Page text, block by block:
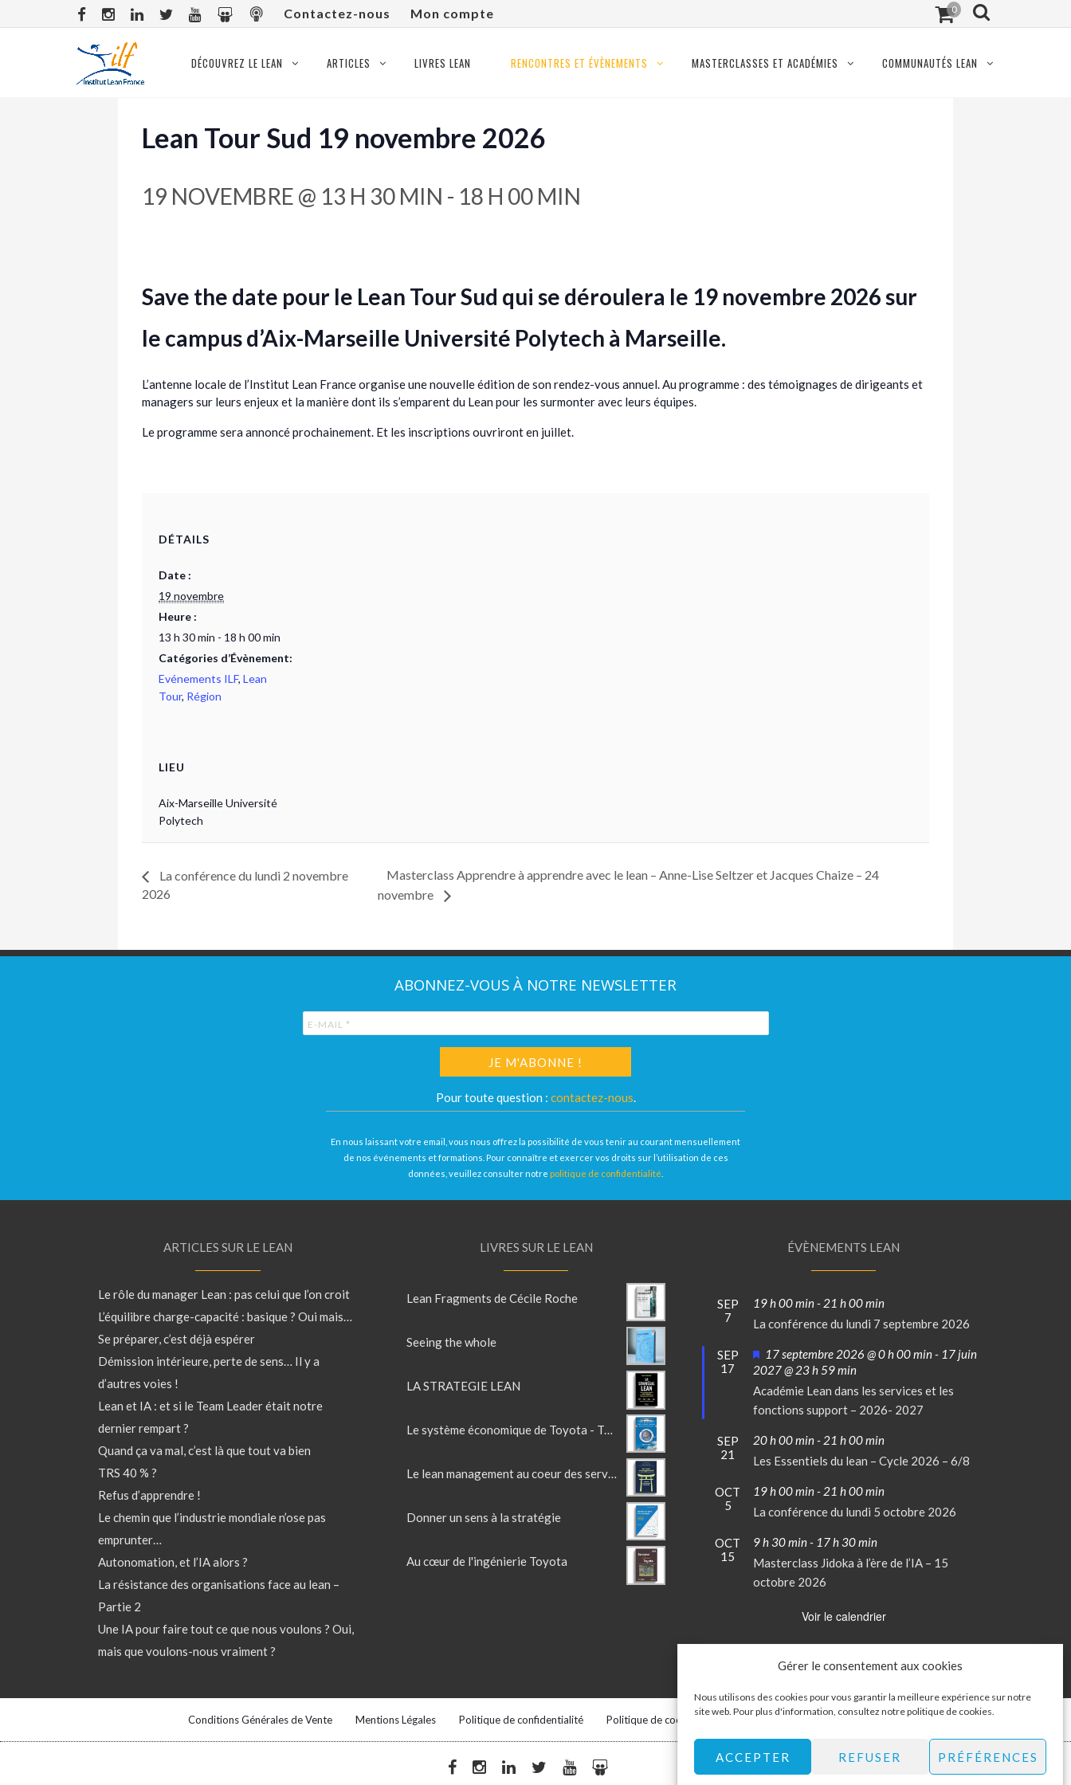
Gérer le consentement aux cookies
Nous utilisons des cookies pour vous garantir la meilleure expérience sur notre
site web. Pour plus d'information, consultez notrepolitique de cookies.
ACCEPTER REFUSER PRÉFÉRENCES
Contactez-nous Mon compte 0
DÉCOUVREZ LE LEAN ARTICLES LIVRES LEAN RENCONTRES ET ÉVÈNEMENTS MASTERCLASSES ET ACADÉMIES COMMUNAUTÉS LEAN
Lean Tour Sud 19 novembre 2026
19 NOVEMBRE @ 13 H 30 MIN - 18 H 00 MIN
Save the date pour le Lean Tour Sud qui se déroulera le 19 novembre 2026 sur
le campus d’Aix-Marseille Université Polytech à Marseille.
L’antenne locale de l’Institut Lean France organise une nouvelle édition de son rendez-vous annuel. Au programme : des témoignages de dirigeants et
managers sur leurs enjeux et la manière dont ils s’emparent du Lean pour les surmonter avec leurs équipes.
Le programme sera annoncé prochainement. Et les inscriptions ouvriront en juillet.
DÉTAILS
Date :
19 novembre
Heure :
13 h 30 min - 18 h 00 min
Catégories d’Évènement:
Evénements ILF, Lean
Tour, Région
LIEU
Aix-Marseille Université
Polytech
La conférence du lundi 2 novembre
2026
Masterclass Apprendre à apprendre avec le lean – Anne-Lise Seltzer et Jacques Chaize – 24
novembre
ABONNEZ-VOUS À NOTRE NEWSLETTER
Pour toute question : contactez-nous.
En nous laissant votre email, vous nous offrez la possibilité de vous tenir au courant mensuellement
de nos événements et formations. Pour connaître et exercer vos droits sur l’utilisation de ces
données, veuillez consulter notre politique de confidentialité
ARTICLES SUR LE LEAN
Le rôle du manager Lean : pas celui que l’on croit
L’équilibre charge-capacité : basique ? Oui mais…
Se préparer, c’est déjà espérer
Démission intérieure, perte de sens… Il y a
d’autres voies !
Lean et IA : et si le Team Leader était notre
dernier rempart ?
Quand ça va mal, c’est là que tout va bien
TRS 40 % ?
Refus d’apprendre !
Le chemin que l’industrie mondiale n’ose pas
emprunter…
Autonomation, et l’IA alors ?
La résistance des organisations face au lean –
Partie 2
Une IA pour faire tout ce que nous voulons ? Oui,
mais que voulons-nous vraiment ?
LIVRES SUR LE LEAN
Lean Fragments de Cécile Roche
Seeing the whole
LA STRATEGIE LEAN
Le système économique de Toyota - TOME 2
Le lean management au coeur des services
Donner un sens à la stratégie
Au cœur de l'ingénierie Toyota
ÉVÈNEMENTS LEAN
SEP
7
19 h 00 min- 21 h 00 min
La conférence du lundi 7 septembre 2026
SEP
17
Mis
en
avant
17 septembre 2026 @ 0 h 00 min- 17 juin
2027 @ 23 h 59 min
Académie Lean dans les services et les
fonctions support – 2026- 2027
SEP
21
20 h 00 min- 21 h 00 min
Les Essentiels du lean – Cycle 2026 – 6/8
OCT
5
19 h 00 min- 21 h 00 min
La conférence du lundi 5 octobre 2026
OCT
15
9 h 30 min- 17 h 30 min
Masterclass Jidoka à l’ère de l’IA – 15
octobre 2026
Voir le calendrier
Conditions Générales de Vente Mentions Légales Politique de confidentialité Politique de cookies Mon Compte Contactez-nous